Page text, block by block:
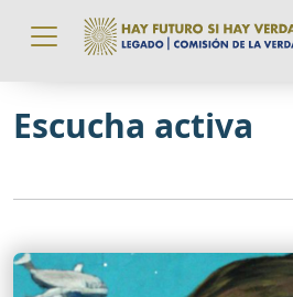
Pasar al contenido principal
Escucha activa